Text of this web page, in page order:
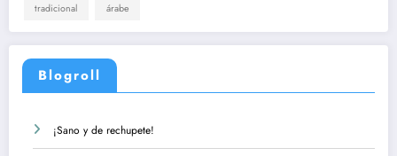
tradicional árabe
Blogroll
¡Sano y de rechupete!